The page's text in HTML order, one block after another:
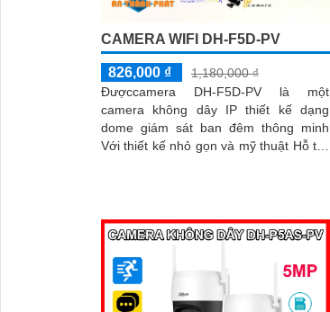
CAMERA WIFI DH-F5D-PV
826,000 ₫
1,180,000 ₫
Đượccamera DH-F5D-PV là một
camera không dây IP thiết kế dạng
dome giám sát ban đêm thông minh
Với thiết kế nhỏ gọn và mỹ thuật Hỗ trợ
trình